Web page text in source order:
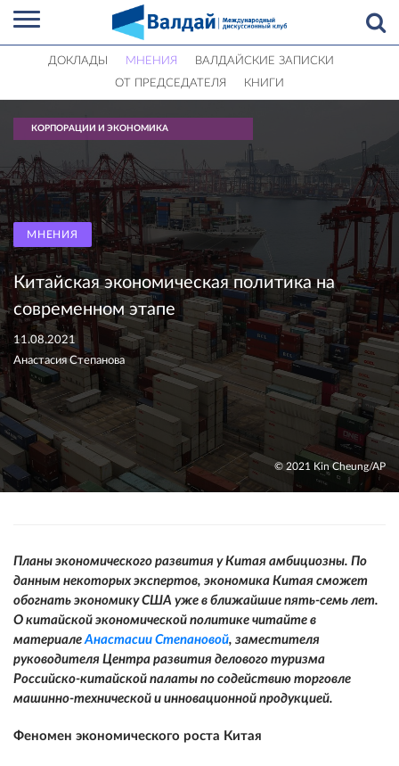
ДОКЛАДЫ МНЕНИЯ
ВАЛДАЙСКИЕ ЗАПИСКИ
ОТ ПРЕДСЕДАТЕЛЯ
КНИГИ
КОРПОРАЦИИ И ЭКОНОМИКА
МНЕНИЯ
Китайская экономическая политика на
современном этапе
11.08.2021
Анастасия Степанова
© 2021 Kin Cheung/AP
Планы экономического развития у Китая амбициозны. По
данным некоторых экспертов, экономика Китая сможет
обогнать экономику США уже в ближайшие пять-семь лет.
О китайской экономической политике читайте в
материалеАнастасии Степановой, заместителя
руководителя Центра развития делового туризма
Российско-китайской палаты по содействию торговле
машинно-технической и инновационной продукцией.
Феномен экономического роста Китая